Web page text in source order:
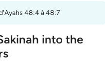
48:4 à 48:7
into the